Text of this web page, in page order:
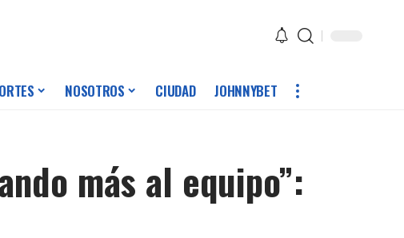
NOSOTROS CIUDAD JOHNNYBET
más al equipo”: